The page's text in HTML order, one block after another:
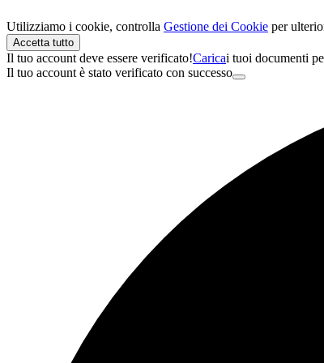
Utilizziamo i cookie, controlla Gestione dei Cookie per
Accetta tutto
Il tuo account deve essere verificato!Caricai tuoi documenti
Il tuo account è stato verificato con successo